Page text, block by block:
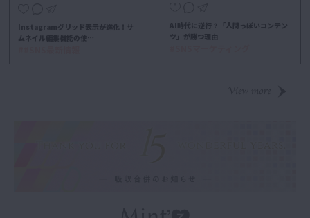
Instagramグリッド表示が進化！サ
ムネイル編集機能の使…
AI時代に逆行？「人間っぽいコンテン
ツ」が勝つ理由